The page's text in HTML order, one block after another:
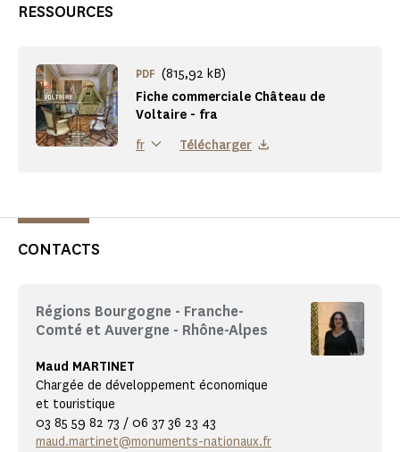
RESSOURCES
Fiche commerciale Château de
Voltaire - fra
PDF (815,92 kB)
fr Télécharger
CONTACTS
Régions Bourgogne - Franche-
Comté et Auvergne - Rhône-Alpes
Maud MARTINET
Chargée de développement économique
et touristique
03 85 59 82 73 / 06 37 36 23 43
maud.martinet@monuments-nationaux.fr